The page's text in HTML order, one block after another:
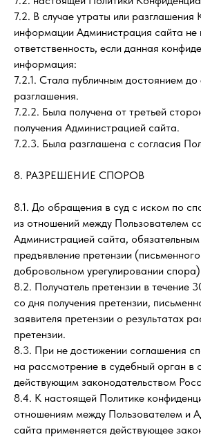
7.2. В случае утраты или разглашения
информации Администрация сайта не
ответственность, если данная
информация:
7.2.1. Стала публичным достоянием до
разглашения.
7.2.2. Была получена от третьей
получения Администрацией сайта.
7.2.3. Была разглашена с согласия
8. РАЗРЕШЕНИЕ СПОРОВ
8.1. До обращения в суд с иском по
из отношений между Пользователем
Администрацией сайта, обязательным
предъявление претензии
добровольном урегулировании
8.2. Получатель претензии в течение
со дня получения претензии,
заявителя претензии о результатах
претензии.
8.3. При не достижении соглашения
на рассмотрение в судебный орган в
действующим законодательством
8.4. К настоящей Политике
отношениям между Пользователем и
сайта применяется действующее